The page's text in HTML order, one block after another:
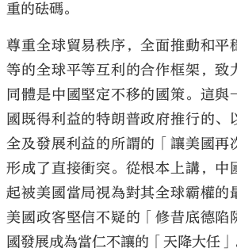
重的砝碼。
尊重全球貿易秩序，全面推動和平
等的全球平等互利的合作框架，致
同體是中國堅定不移的國策。這與
國既得利益的特朗普政府推行的、
全及發展利益的所謂的「讓美國再
形成了直接衝突。從根本上講，中
起被美國當局視為對其全球霸權的
美國政客堅信不疑的「修昔底德陷
國發展成為當仁不讓的「天降大任」